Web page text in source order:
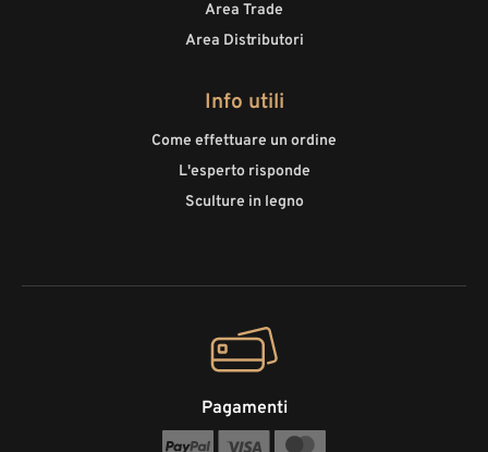
Area Trade
Area Distributori
Info utili
Come effettuare un ordine
L'esperto risponde
Sculture in legno
Pagamenti